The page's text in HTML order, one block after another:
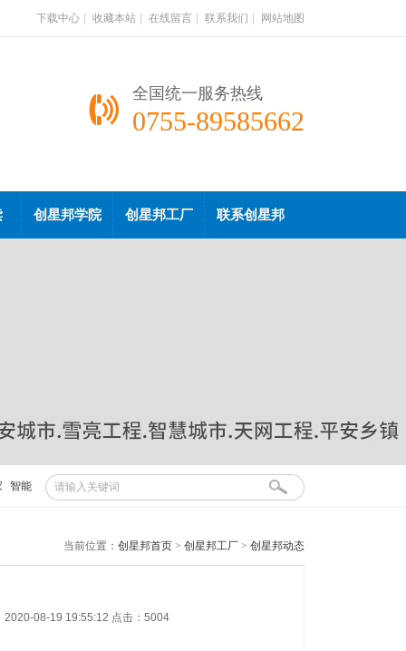
下载中心 收藏本站 在线留言 联系我们 网站地图
全国统一服务热线
0755-89585662
创星邦学院 创星邦工厂 联系创星邦
智能
当前位置： 创星邦首页 > 创星邦工厂 > 创星邦动态
2020-08-19 19:55:12 点击：5004